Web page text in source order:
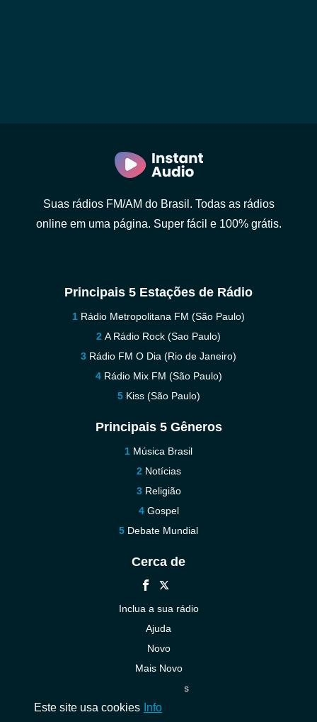
Suas rádios FM/AM do Brasil. Todas as rádios
online em uma página. Super fácil e 100% grátis.
Principais 5 Estações de Rádio
Rádio Metropolitana FM (São Paulo)
A Rádio Rock (Sao Paulo)
Rádio FM O Dia (Rio de Janeiro)
Rádio Mix FM (São Paulo)
Kiss (São Paulo)
Principais 5 Gêneros
Música Brasil
Notícias
Religião
Gospel
Debate Mundial
Cerca de
Inclua a sua rádio
Ajuda
Novo
Mais Novo
Contacte-nos
Este site usa cookies Info